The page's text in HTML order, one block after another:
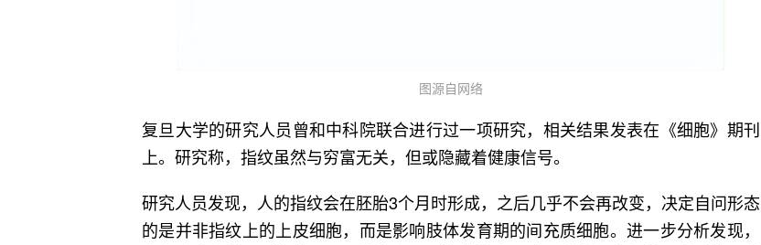
图源自网络
复旦大学的研究人员曾和中科院联合进行过一项研究，相关结果发表在《细胞》期刊
上。研究称，指纹虽然与穷富无关，但或隐藏着健康信号。
研究人员发现，人的指纹会在胚胎3个月时形成，之后几乎不会再改变，决定自问形态
的是并非指纹上的上皮细胞，而是影响肢体发育期的间充质细胞。进一步分析发现，